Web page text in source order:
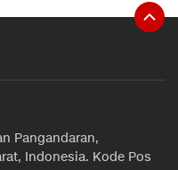
Pangandaran,
Indonesia. Kode Pos